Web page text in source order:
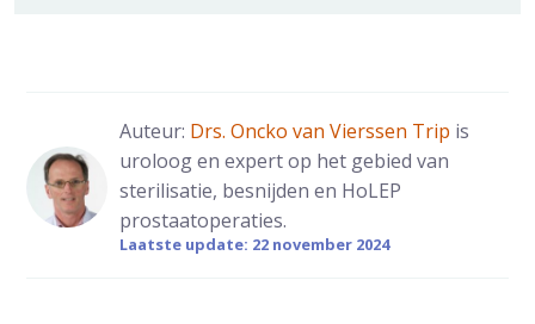
Auteur: Drs. Oncko van Vierssen Trip is
uroloog en expert op het gebied van
sterilisatie, besnijden en HoLEP
prostaatoperaties.
Laatste update: 22 november 2024